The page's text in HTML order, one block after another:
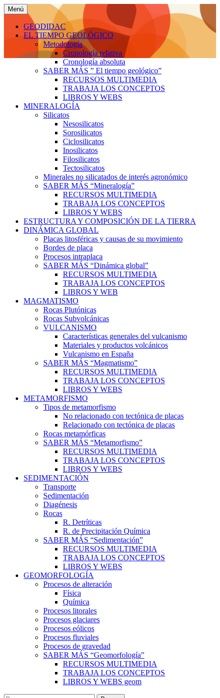
Saltar
al
contenido
Geodidac: Geología en
Agrónomos
Geodidac: Geología en
Agrónomos.ESPACIO PARA APRENDER
Menú
GEODIDAC
EL TIEMPO GEOLÓGICO
Metodología
Cronología relativa
Cronología absoluta
SABER MÁS ” El tiempo geológico”
RECURSOS MULTIMEDIA
TRABAJA LOS CONCEPTOS
LIBROS Y WEBS
MINERALOGÍA
Silicatos
Nesosilicatos
Sorosilicatos
Ciclosilicatos
Inosilicatos
Filosilicatos
Tectosilicatos
Minerales no silicatados de interés agronómico
SABER MÁS “Mineralogía”
RECURSOS MULTIMEDIA
TRABAJA LOS CONCEPTOS
LIBROS Y WEBS
ESTRUCTURA Y COMPOSICIÓN DE LA TIERRA
DINÁMICA GLOBAL
Placas litosféricas y causas de su movimiento
Bordes de placa
Procesos intraplaca
SABER MÁS “Dinámica global”
RECURSOS MULTIMEDIA
TRABAJA LOS CONCEPTOS
LIBROS Y WEB
MAGMATISMO
Rocas Plutónicas
Rocas Subvolcánicas
VULCANISMO
Características generales del vulcanismo
Materiales y productos volcánicos
Vulcanismo en España
SABER MÁS “Magmatismo”
RECURSOS MULTIMEDIA
TRABAJA LOS CONCEPTOS
LIBROS Y WEBS
METAMORFISMO
Tipos de metamorfismo
No relacionado con tectónica de placas
Relacionado con tectónica de placas
Rocas metamórficas
SABER MÁS “Metamorfismo”
RECURSOS MULTIMEDIA
TRABAJA LOS CONCEPTOS
LIBROS Y WEBS
SEDIMENTACIÓN
Transporte
Sedimentación
Diagénesis
Rocas
R. Detríticas
R. de Precipitación Química
SABER MÁS “Sedimentación”
RECURSOS MULTIMEDIA
TRABAJA LOS CONCEPTOS
LIBROS Y WEBS
GEOMORFOLOGÍA
Procesos de alteración
Física
Química
Procesos litorales
Procesos glaciares
Procesos eólicos
Procesos fluviales
Procesos de gravedad
SABER MÁS “Geomorfología”
RECURSOS MULTIMEDIA
TRABAJA LOS CONCEPTOS
LIBROS Y WEBS geom